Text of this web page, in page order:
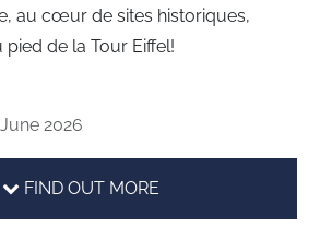
au cœur de sites historiques,
pied de la Tour Eiffel!
2026
FIND OUT MORE